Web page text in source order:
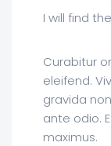
I will find
Curabitur
eleifend.
gravida
ante odio.
maximus.